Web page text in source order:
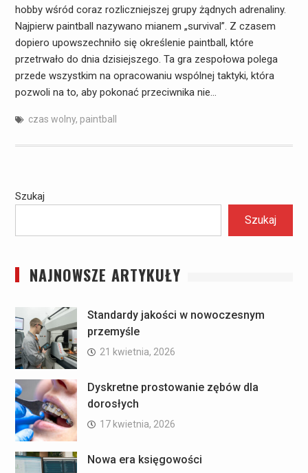
hobby wśród coraz rozliczniejszej grupy żądnych adrenaliny.
Najpierw paintball nazywano mianem „survival”. Z czasem
dopiero upowszechniło się określenie paintball, które
przetrwało do dnia dzisiejszego. Ta gra zespołowa polega
przede wszystkim na opracowaniu wspólnej taktyki, która
pozwoli na to, aby pokonać przeciwnika nie…
czas wolny, paintball
Szukaj
Szukaj
NAJNOWSZE ARTYKUŁY
Standardy jakości w nowoczesnym
przemyśle
21 kwietnia, 2026
Dyskretne prostowanie zębów dla
dorosłych
17 kwietnia, 2026
Nowa era księgowości